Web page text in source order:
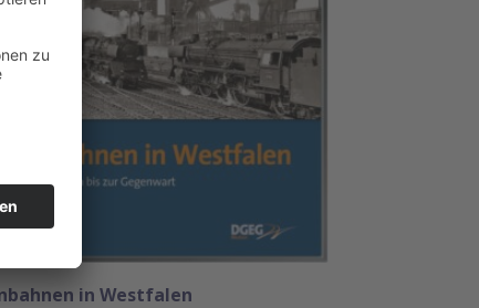
in Westfalen